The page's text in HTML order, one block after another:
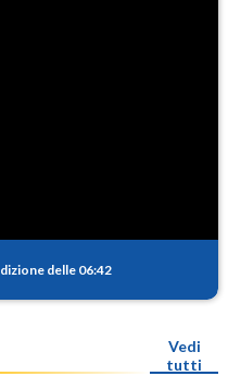
delle 06:42
Vedi
tutti